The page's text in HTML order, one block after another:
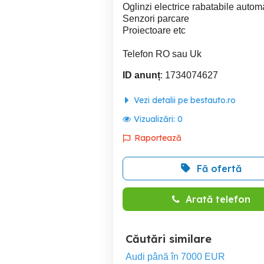
Oglinzi electrice rabatabile
Senzori parcare
Proiectoare etc
Telefon RO sau Uk
ID anunț: 1734074627
Vezi detalii pe bestauto.ro
Vizualizări: 0
Raportează
Fă ofertă
Arată telefon
Căutări similare
Audi până în 7000 EUR